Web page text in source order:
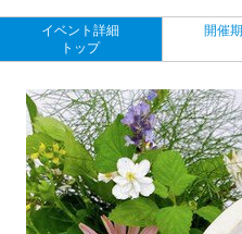
イベント詳細
トップ
開催